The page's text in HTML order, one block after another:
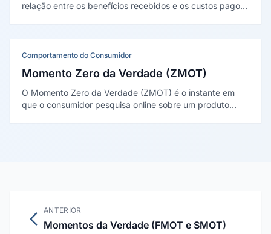
relação entre os benefícios recebidos e os custos pagos
Comportamento do Consumidor
Momento Zero da Verdade (ZMOT)
O Momento Zero da Verdade (ZMOT) é o instante em
que o consumidor pesquisa online sobre um produto
ANTERIOR
Momentos da Verdade (FMOT e SMOT)